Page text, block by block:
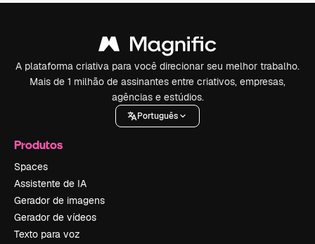
A plataforma criativa para você direcionar seu melhor trabalho.
Mais de 1 milhão de assinantes entre criativos, empresas,
agências e estúdios.
Português
Produtos
Spaces
Assistente de IA
Gerador de imagens
Gerador de vídeos
Texto para voz